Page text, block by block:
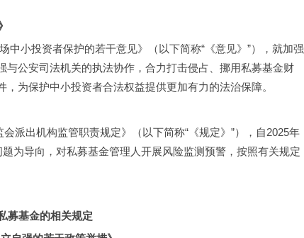
中小投资者保护的若干意见》（以下简称“《意见》”），就加强
公安司法机关的执法协作，合力打击侵占、挪用私募基金财
为保护中小投资者合法权益提供更加有力的法治保障。
派出机构监管职责规定》（以下简称“《规定》”），自2025年
为导向，对私募基金管理人开展风险监测预警，按照有关规定
募基金的相关规定